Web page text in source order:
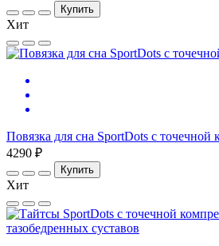
Купить
Хит
Повязка для сна SportDots с точечной
4290 ₽
Купить
Хит